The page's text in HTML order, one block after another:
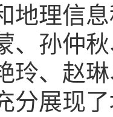
地理信
、孙仲
玲、赵
分展现